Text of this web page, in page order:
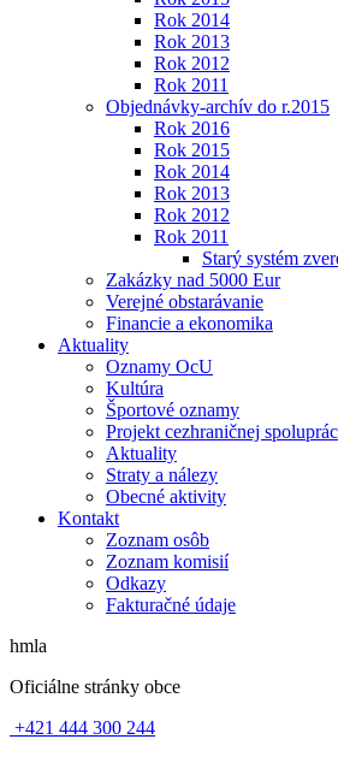
Rok 2014
Rok 2013
Rok 2012
Rok 2011
Objednávky-archív do r.2015
Rok 2016
Rok 2015
Rok 2014
Rok 2013
Rok 2012
Rok 2011
Starý systém
Zakázky nad 5000 Eur
Verejné obstarávanie
Financie a ekonomika
Aktuality
Oznamy OcU
Kultúra
Športové oznamy
Projekt cezhraničnej
Aktuality
Straty a nálezy
Obecné aktivity
Kontakt
Zoznam osôb
Zoznam komisií
Odkazy
Fakturačné údaje
hmla
Oficiálne stránky obce
+421 444 300 244